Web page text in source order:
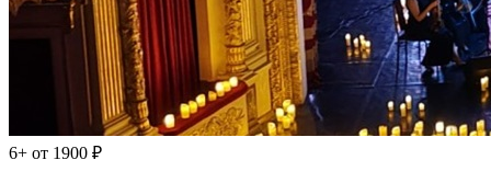
6+ от 1900 ₽